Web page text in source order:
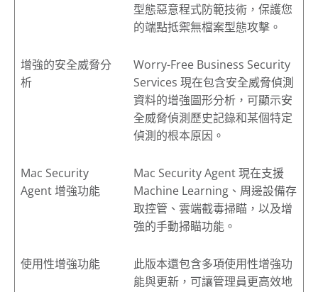
型態惡意程式防範技術，保護您
的端點抵禦無檔案型態攻擊。
增強的安全威脅分
析
Worry-Free Business Security
Services 現在包含安全威脅偵測
資料的增強圖形分析，可顯示安
全威脅偵測歷史記錄和某個特定
偵測的根本原因。
Mac Security
Agent 增強功能
Mac Security Agent 現在支援
Machine Learning、周邊設備存
取控管、雲端截毒掃瞄，以及增
強的手動掃瞄功能。
使用性增強功能
此版本還包含多項使用性增強功
能與更新，可讓管理員更高效地